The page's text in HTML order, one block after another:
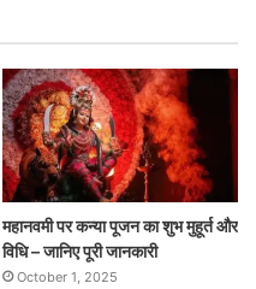
महानवमी पर कन्या पूजन का शुभ मुहूर्त और
विधि – जानिए पूरी जानकारी
October 1, 2025